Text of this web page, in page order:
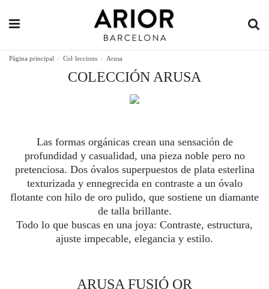
Pàgina principal Col·leccions Arusa
COLECCIÓN ARUSA
Las formas orgánicas crean una sensación de
profundidad y casualidad, una pieza noble pero no
pretenciosa. Dos óvalos superpuestos de plata esterlina
texturizada y ennegrecida en contraste a un óvalo
flotante con hilo de oro pulido, que sostiene un diamante
de talla brillante.
Todo lo que buscas en una joya: Contraste, estructura,
ajuste impecable, elegancia y estilo.
ARUSA FUSIÓ OR